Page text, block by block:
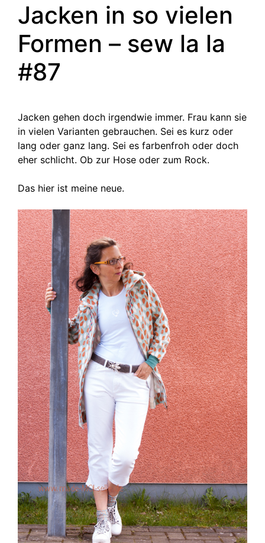
Jacken in so vielen
Formen – sew la la
#87
Jacken gehen doch irgendwie immer. Frau kann sie
in vielen Varianten gebrauchen. Sei es kurz oder
lang oder ganz lang. Sei es farbenfroh oder doch
eher schlicht. Ob zur Hose oder zum Rock.
Das hier ist meine neue.